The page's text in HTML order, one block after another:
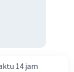
14 jam